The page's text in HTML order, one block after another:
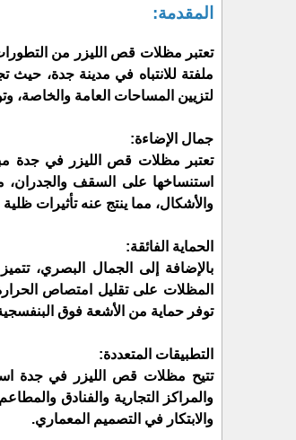
المقدمة:
تعتبر مظلات قص الليزر من
ملفتة للانتباه في مدينة جدة، حيث
لتزيين المساحات العامة والخاصة،
جمال الإضاءة:
تعتبر مظلات قص الليزر في جدة
استنساخها على السقف والجدران،
والأشكال، مما ينتج عنه تأثيرات
الحماية الفائقة:
بالإضافة إلى الجمال البصري،
المظلات على تقليل امتصاص
توفر حماية من الأشعة فوق
التطبيقات المتعددة:
تتيح مظلات قص الليزر في جدة
والمراكز التجارية والفنادق
والابتكار في التصميم المعماري.